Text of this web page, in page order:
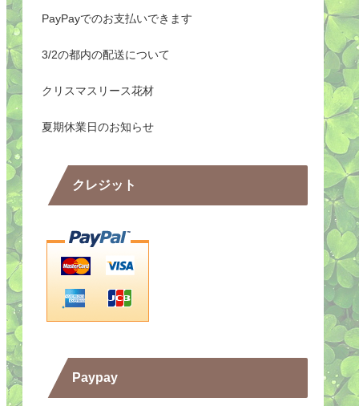
PayPayでのお支払いできます
3/2の都内の配送について
クリスマスリース花材
夏期休業日のお知らせ
クレジット
Paypay